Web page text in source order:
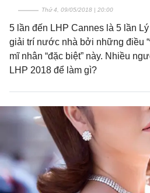
Thứ 4, 09/05/2018 | 20:00
5 lần đến LHP Cannes là 5 lần
giải trí nước nhà bởi những điều
mĩ nhân “đặc biệt” này. Nhiều
LHP 2018 để làm gì?